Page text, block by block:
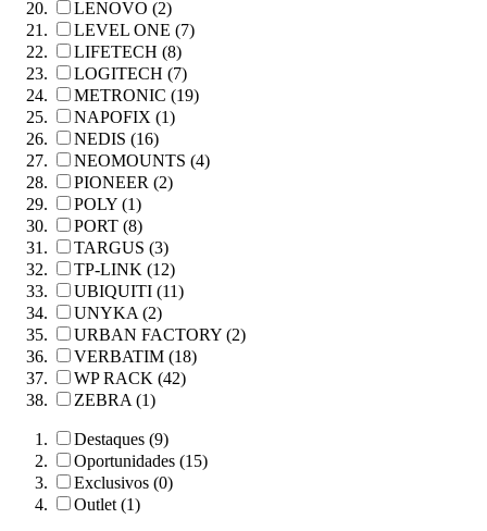
LENOVO (2)
LEVEL ONE (7)
LIFETECH (8)
LOGITECH (7)
METRONIC (19)
NAPOFIX (1)
NEDIS (16)
NEOMOUNTS (4)
PIONEER (2)
POLY (1)
PORT (8)
TARGUS (3)
TP-LINK (12)
UBIQUITI (11)
UNYKA (2)
URBAN FACTORY (2)
VERBATIM (18)
WP RACK (42)
ZEBRA (1)
Destaques (9)
Oportunidades (15)
Exclusivos (0)
Outlet (1)